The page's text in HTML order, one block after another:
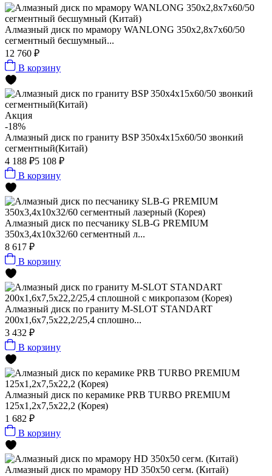
Алмазный диск по мрамору WANLONG 350х2,8х7х60/50
сегментный бесшумный...
12 760 ₽
В корзину
Акция
-18%
Алмазный диск по граниту BSP 350x4x15x60/50 звонкий
сегментный(Китай)
4 188 ₽5 108 ₽
В корзину
Алмазный диск по песчанику SLB-G PREMIUM
350х3,4х10х32/60 сегментный л...
8 617 ₽
В корзину
Алмазный диск по граниту M-SLOT STANDART
200x1,6x7,5x22,2/25,4 сплошно...
3 432 ₽
В корзину
Алмазный диск по керамике PRB TURBO PREMIUM
125x1,2x7,5x22,2 (Корея)
1 682 ₽
В корзину
Алмазный диск по мрамору HD 350x50 сегм. (Китай)